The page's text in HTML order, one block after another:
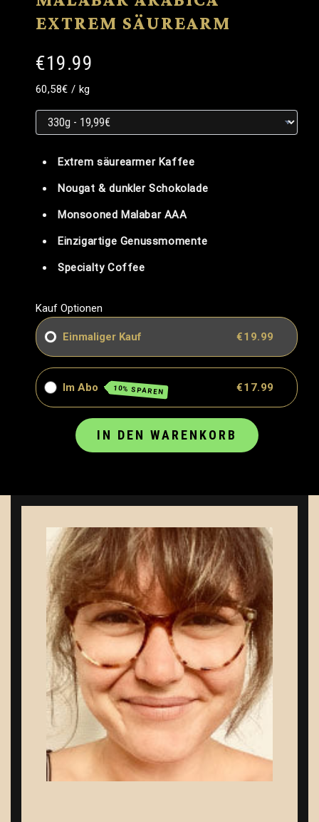
EXTREM SÄUREARM
€19.99
Grundpreis
Grundpreis
60,58€ / pro
kg
Extrem säurearmer Kaffee
Nougat & dunkler Schokolade
Monsooned Malabar AAA
Einzigartige Genussmomente
Specialty Coffee
Kauf Optionen
Einmaliger Kauf €19.99
Im Abo 10% SPAREN €17.99
IN DEN WARENKORB